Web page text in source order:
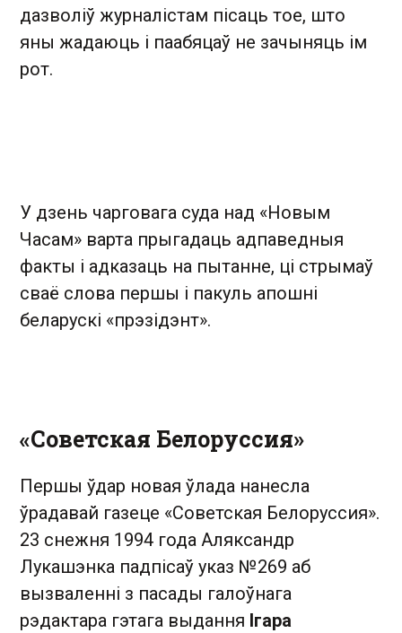
дазволіў журналістам пісаць тое, што
яны жадаюць і паабяцаў не зачыняць ім
рот.
У дзень чарговага суда над «Новым
Часам» варта прыгадаць адпаведныя
факты і адказаць на пытанне, ці стрымаў
сваё слова першы і пакуль апошні
беларускі «прэзідэнт».
«Советская Белоруссия»
Першы ўдар новая ўлада нанесла
ўрадавай газеце «Советская Белоруссия».
23 снежня 1994 года Аляксандр
Лукашэнка падпісаў указ №269 аб
вызваленні з пасады галоўнага
рэдактара гэтага выдання Ігара